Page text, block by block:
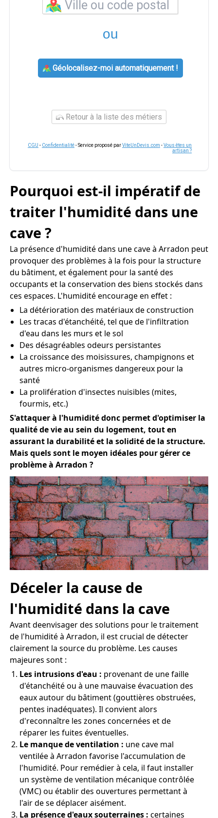
ou
Géolocalisez-moi automatiquement !
Retour à la liste des métiers
CGU - Confidentialité- Service proposé parViteUnDevis.com -Vous êtes un
artisan ?
Pourquoi est-il impératif de
traiter l'humidité dans une
cave ?
La présence d'humidité dans une cave à Arradon peut
provoquer des problèmes à la fois pour la structure
du bâtiment, et également pour la santé des
occupants et la conservation des biens stockés dans
ces espaces. L'humidité encourage en effet :
La détérioration des matériaux de construction
Les tracas d'étanchéité, tel que de l'infiltration
d'eau dans les murs et le sol
Des désagréables odeurs persistantes
La croissance des moisissures, champignons et
autres micro-organismes dangereux pour la
santé
La prolifération d'insectes nuisibles (mites,
fourmis, etc.)
S'attaquer à l'humidité donc permet d'optimiser la
qualité de vie au sein du logement, tout en
assurant la durabilité et la solidité de la structure.
Mais quels sont le moyen idéales pour gérer ce
problème à Arradon ?
Déceler la cause de
l'humidité dans la cave
Avant deenvisager des solutions pour le traitement
de l'humidité à Arradon, il est crucial de détecter
clairement la source du problème. Les causes
majeures sont :
Les intrusions d'eau : provenant de une faille
d'étanchéité ou à une mauvaise évacuation des
eaux autour du bâtiment (gouttières obstruées,
pentes inadéquates). Il convient alors
d'reconnaître les zones concernées et de
réparer les fuites éventuelles.
Le manque de ventilation : une cave mal
ventilée à Arradon favorise l'accumulation de
l'humidité. Pour remédier à cela, il faut installer
un système de ventilation mécanique contrôlée
(VMC) ou établir des ouvertures permettant à
l'air de se déplacer aisément.
La présence d'eaux souterraines : certaines